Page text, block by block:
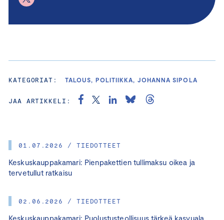
01.07.2026 / TIEDOTTEET
Keskuskauppakamari: Pienpakettien tullimaksu oikea ja
tervetullut ratkaisu
02.06.2026 / TIEDOTTEET
Keskuskauppakamari: Puolustusteollisuus tärkeä kasvuala
KATEGORIAT: TALOUS, POLITIIKKA, JOHANNA SIPOLA
JAA ARTIKKELI: